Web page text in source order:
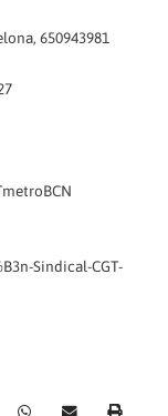
650943981
Sindical-CGT-